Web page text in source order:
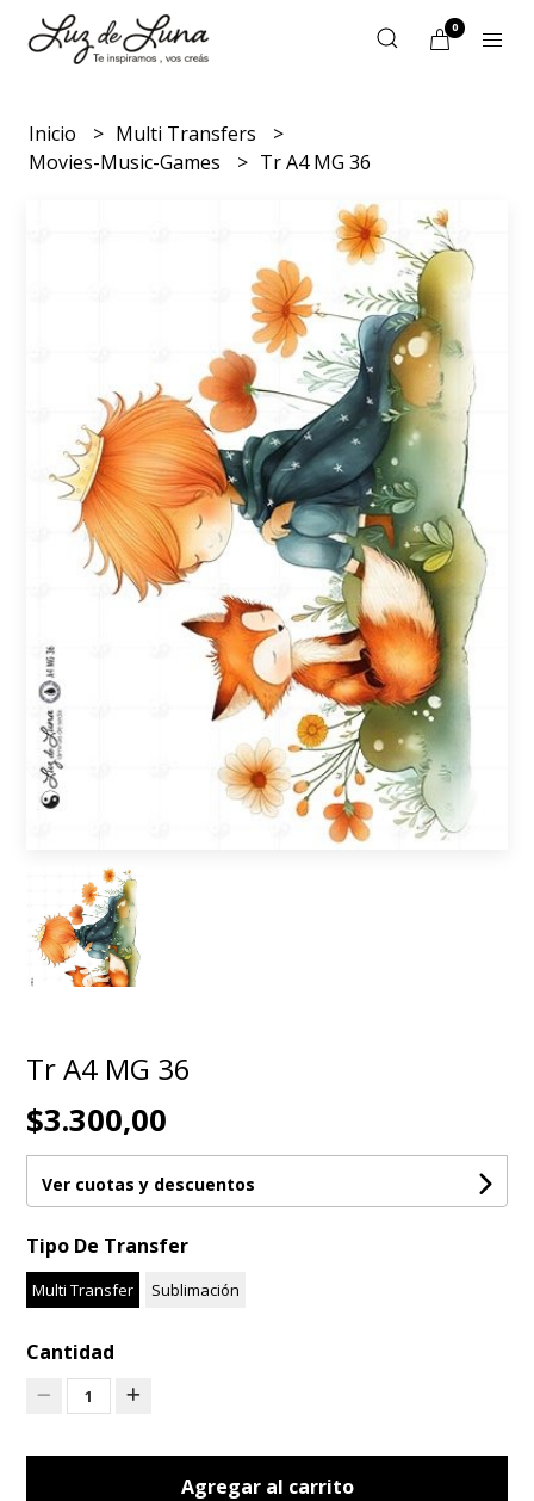
0
Inicio
Multi Transfers
Movies-Music-Games
Tr A4 MG 36
Tr A4 MG 36
$3.300,00
Ver cuotas y descuentos
Tipo De Transfer
Multi Transfer Sublimación
Cantidad
1
Agregar al carrito